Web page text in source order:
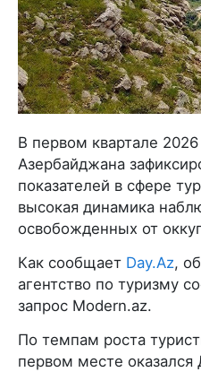
В первом квартале
Азербайджана
показателей в сфере
высокая динамика
освобожденных от
Как сообщает Day.Az,
агентство по туризму
запрос Modern.az.
По темпам роста
первом месте